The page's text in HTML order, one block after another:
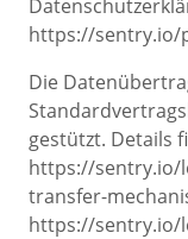
https://sentry.io/
Die
gestützt. Details
https://sentry.io/
transfer-
https://sentry.io/